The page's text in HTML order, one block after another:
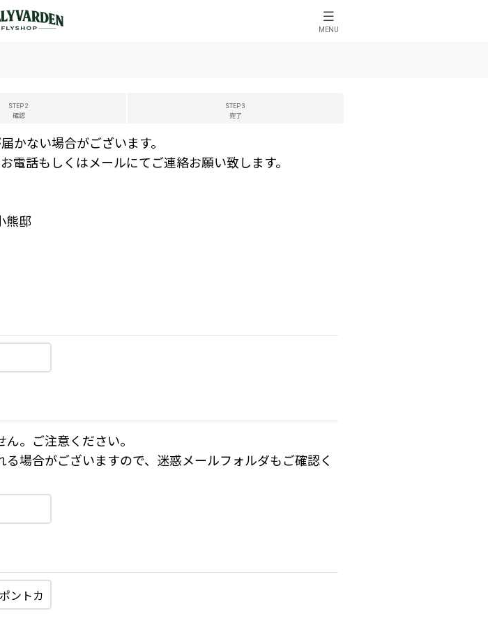
MENU
STEP 2
確認
STEP 3
完了
かない場合がございます。
電話もしくはメールにてご連絡お願い致します。
熊邸
。ご注意ください。
場合がございますので、迷惑メールフォルダもご確認く